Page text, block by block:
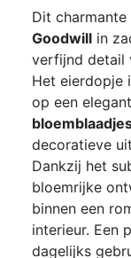
Dit charmante
Goodwillin
verfijnd detail
Het eierdopje
op een
decoratieve
Dankzij het
bloemrijke
binnen een
interieur. Een
dagelijks